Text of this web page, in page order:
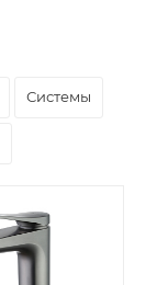
Системы